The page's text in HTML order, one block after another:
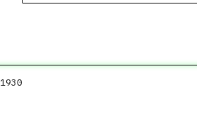
1930